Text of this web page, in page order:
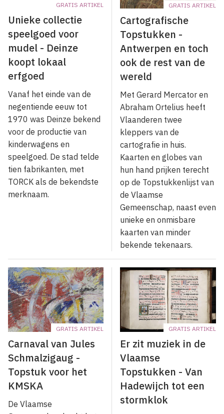
GRATIS ARTIKEL
Unieke collectie
speelgoed voor
mudel - Deinze
koopt lokaal
erfgoed
Vanaf het einde van de
negentiende eeuw tot
1970 was Deinze bekend
voor de productie van
kinderwagens en
speelgoed. De stad telde
tien fabrikanten, met
TORCK als de bekendste
merknaam.
GRATIS ARTIKEL
Cartografische
Topstukken -
Antwerpen en toch
ook de rest van de
wereld
Met Gerard Mercator en
Abraham Ortelius heeft
Vlaanderen twee
kleppers van de
cartografie in huis.
Kaarten en globes van
hun hand prijken terecht
op de Topstukkenlijst van
de Vlaamse
Gemeenschap, naast even
unieke en onmisbare
kaarten van minder
bekende tekenaars.
GRATIS ARTIKEL
Carnaval van Jules
Schmalzigaug -
Topstuk voor het
KMSKA
De Vlaamse
GRATIS ARTIKEL
Er zit muziek in de
Vlaamse
Topstukken - Van
Hadewijch tot een
stormklok